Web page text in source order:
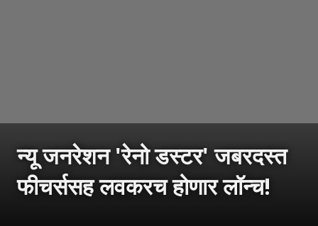
न्यू जनरेशन 'रेनो डस्टर' जबरदस्त
फीचर्ससह लवकरच होणार लॉन्च!